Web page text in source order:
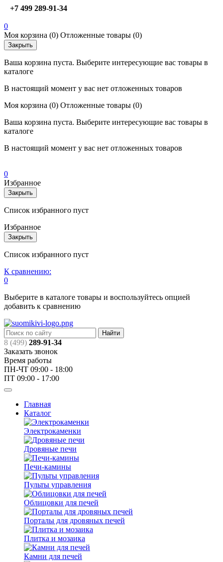
+7 499 289-91-34
0
Моя корзина (0) Отложенные товары (0)
Закрыть
Ваша корзина пуста. Выберите интересующие вас товары в
каталоге
В настоящий момент у вас нет отложенных товаров
Моя корзина (0) Отложенные товары (0)
Ваша корзина пуста. Выберите интересующие вас товары в
каталоге
В настоящий момент у вас нет отложенных товаров
0
Избранное
Закрыть
Список избранного пуст
Избранное
Закрыть
Список избранного пуст
К сравнению:
0
Выберите в каталоге товары и воспользуйтесь опцией
добавить к сравнению
Найти
8 (499) 289-91-34
Заказать звонок
Время работы
ПН-ЧТ 09:00 - 18:00
ПТ 09:00 - 17:00
Главная
Каталог
Электрокаменки
Дровяные печи
Печи-камины
Пульты управления
Облицовки для печей
Порталы для дровяных печей
Плитка и мозаика
Камни для печей